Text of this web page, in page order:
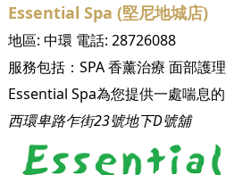
Essential Spa (堅尼地城店)
地區: 中環 電話: 28726088
服務包括： SPA香薰治療 面部護理
西環卑路乍街23號地下D號舖